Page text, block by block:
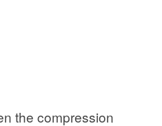
the compression